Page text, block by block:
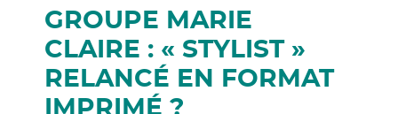
GROUPE MARIE
CLAIRE : « STYLIST »
RELANCÉ EN FORMAT
IMPRIMÉ ?